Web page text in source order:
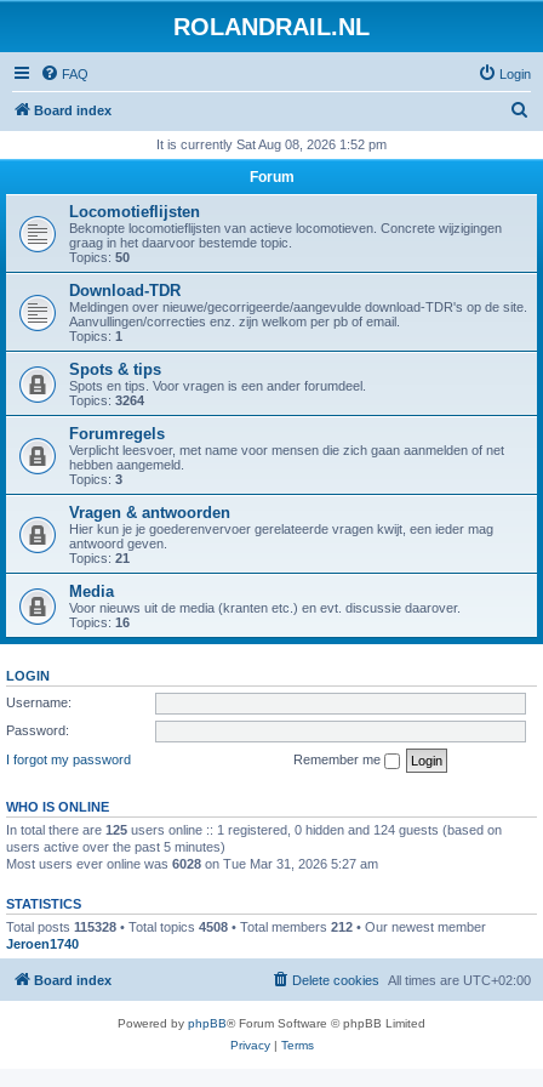
ROLANDRAIL.NL
FAQ Login
Board index
r
It is currently Sat Aug 08, 2026 1:52 pm
Forum
Locomotieflijsten
Beknopte locomotieflijsten van actieve locomotieven. Concrete wijzigingen
graag in het daarvoor bestemde topic.
Topics: 50
Download-TDR
Meldingen over nieuwe/gecorrigeerde/aangevulde download-TDR's op de site.
Aanvullingen/correcties enz. zijn welkom per pb of email.
Topics: 1
Spots & tips
Spots en tips. Voor vragen is een ander forumdeel.
Topics: 3264
Forumregels
Verplicht leesvoer, met name voor mensen die zich gaan aanmelden of net
hebben aangemeld.
Topics: 3
Vragen & antwoorden
Hier kun je je goederenvervoer gerelateerde vragen kwijt, een ieder mag
antwoord geven.
Topics: 21
Media
Voor nieuws uit de media (kranten etc.) en evt. discussie daarover.
Topics: 16
LOGIN
Username:
Password:
I forgot my password
Remember me
WHO IS ONLINE
In total there are 125 users online :: 1 registered, 0 hidden and 124 guests (based on
users active over the past 5 minutes)
Most users ever online was 6028 on Tue Mar 31, 2026 5:27 am
STATISTICS
Total posts 115328 • Total topics 4508 • Total members 212 • Our newest member
Jeroen1740
Board index All times are UTC+02:00
Delete cookies
Powered by phpBB® Forum Software © phpBB Limited
Privacy| Terms